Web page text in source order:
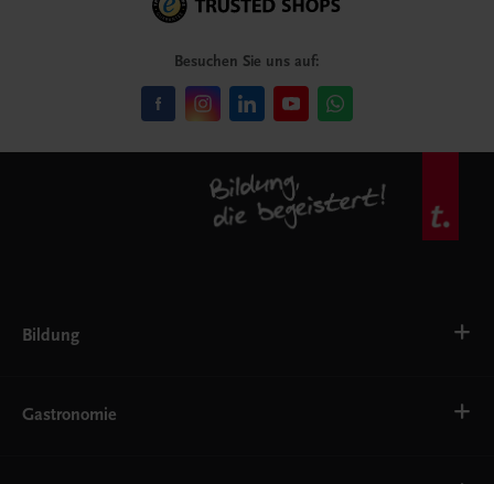
Besuchen Sie uns auf:
Bildung
AHS
Gastronomie